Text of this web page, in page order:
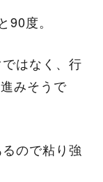
度。
はなく、行
みそうで
ので粘り強